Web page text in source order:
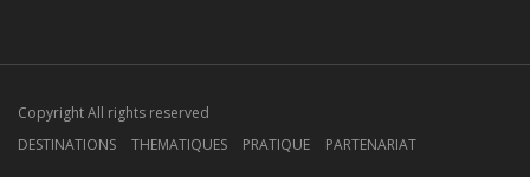
Copyright All rights reserved
DESTINATIONS
THEMATIQUES PRATIQUE PARTENARIAT